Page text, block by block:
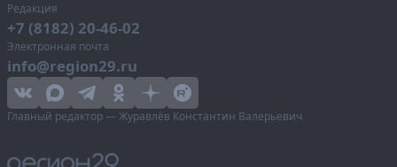
Редакция
+7 (8182) 20-46-02
Электронная почта
info@region29.ru
Главный редактор — Журавлёв Константин Валерьевич